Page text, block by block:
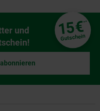
und
15€**
Gutschein